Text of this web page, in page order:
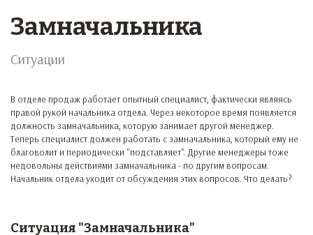
Замначальника
Ситуации
В отделе продаж работает опытный специалист, фактически являясь
правой рукой начальника отдела. Через некоторое время появляется
должность замначальника, которую занимает другой менеджер.
Теперь специалист должен работать с замначальника, который ему не
благоволит и периодически "подставляет". Другие менеджеры тоже
недовольны действиями замначальника - по другим вопросам.
Начальник отдела уходит от обсуждения этих вопросов. Что делать?
Ситуация "Замначальника"